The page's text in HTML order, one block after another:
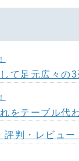
て足元広々の3
をテーブル代
判・レビュ